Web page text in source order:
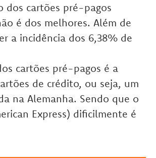
dos cartões pré-pagos
é dos melhores. Além de
a incidência dos 6,38% de
cartões pré-pagos é a
de crédito, ou seja, um
na Alemanha. Sendo que o
Express) dificilmente é